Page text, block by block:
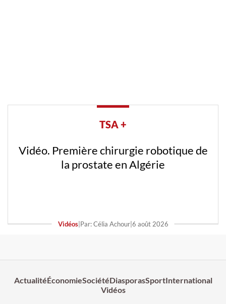
TSA +
Vidéo. Première chirurgie robotique de
la prostate en Algérie
Vidéos| Par: Célia Achour| 6 août 2026
ActualitéÉconomieSociétéDiasporasSportInternational
Vidéos